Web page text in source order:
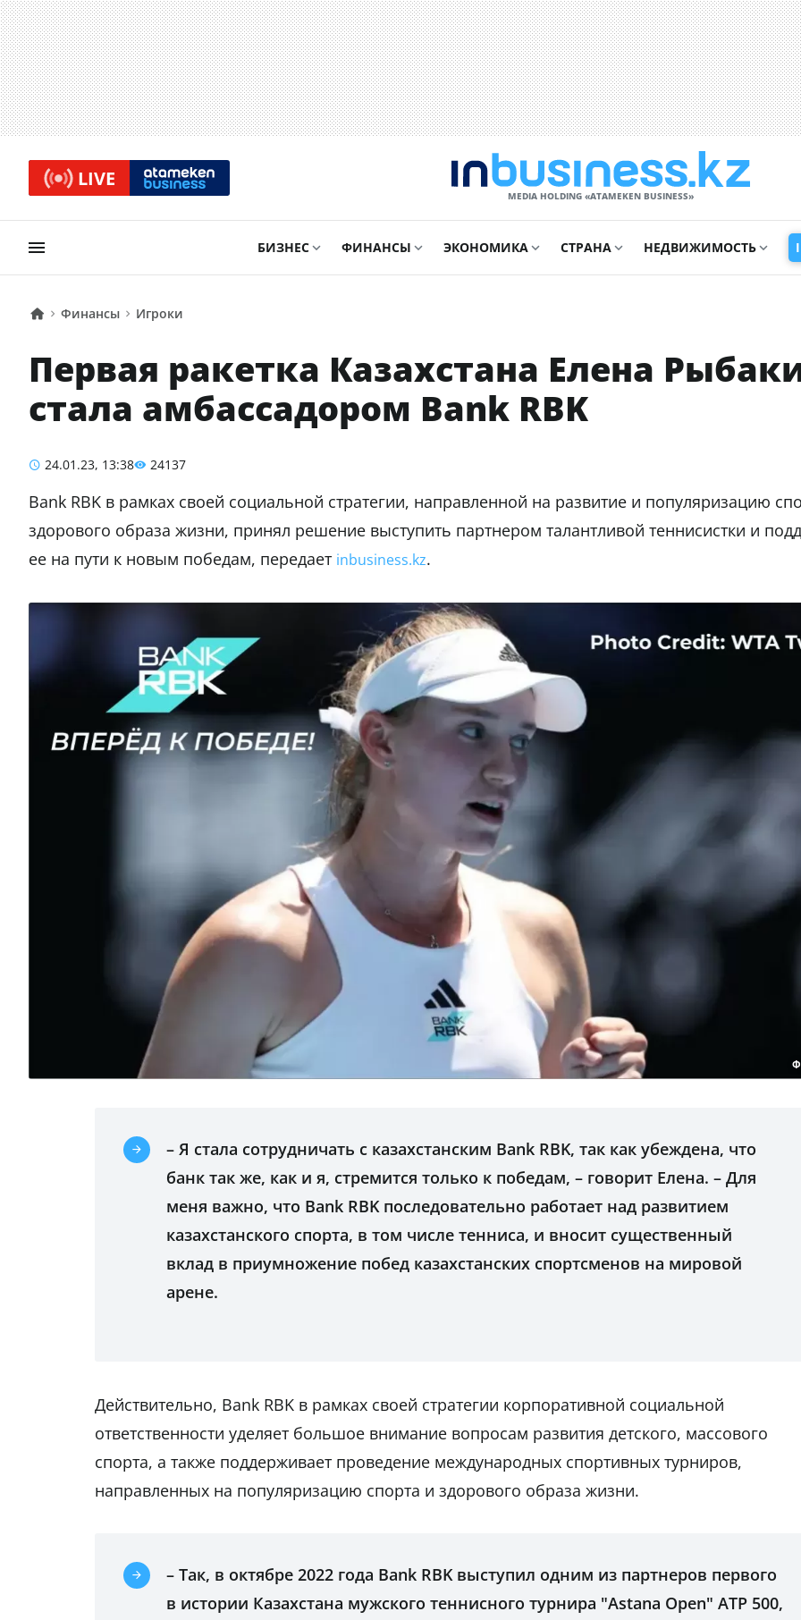
LIVE
MEDIA HOLDING «ATAMEKЕN BUSINESS»
БИЗНЕС ФИНАНСЫ ЭКОНОМИКА СТРАНА НЕДВИЖИМОСТЬ
Финансы Игроки
Первая ракетка Казахстана Елена
стала амбассадором Bank RBK
24.01.23, 13:38 24137
Bank RBK в рамках своей социальной стратегии, направленной на развитие и популяризацию
здорового образа жизни, принял решение выступить партнером талантливой теннисистки и
ее на пути к новым победам, передает inbusiness.kz.
– Я стала сотрудничать с казахстанским Bank RBK, так как убеждена, что
банк так же, как и я, стремится только к победам, – говорит Елена. – Для
меня важно, что Bank RBK последовательно работает над развитием
казахстанского спорта, в том числе тенниса, и вносит существенный
вклад в приумножение побед казахстанских спортсменов на мировой
арене.
Действительно, Bank RBK в рамках своей стратегии корпоративной социальной
ответственности уделяет большое внимание вопросам развития детского, массового
спорта, а также поддерживает проведение международных спортивных турниров,
направленных на популяризацию спорта и здорового образа жизни.
– Так, в октябре 2022 года Bank RBK выступил одним из партнеров первого
в истории Казахстана мужского теннисного турнира "Astana Open" ATP 500,